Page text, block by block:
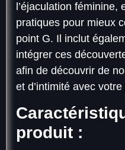
l’éjaculation
pratiques pour mieux
point G. Il inclut
intégrer ces
afin de découvrir de
et d’intimité avec
produit :